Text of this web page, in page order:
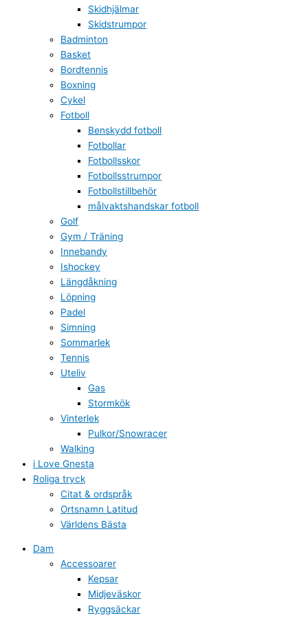
Skidhjälmar
Skidstrumpor
Badminton
Basket
Bordtennis
Boxning
Cykel
Fotboll
Benskydd fotboll
Fotbollar
Fotbollsskor
Fotbollsstrumpor
Fotbollstillbehör
målvaktshandskar fotboll
Golf
Gym / Träning
Innebandy
Ishockey
Längdåkning
Löpning
Padel
Simning
Sommarlek
Tennis
Uteliv
Gas
Stormkök
Vinterlek
Pulkor/Snowracer
Walking
i Love Gnesta
Roliga tryck
Citat & ordspråk
Ortsnamn Latitud
Världens Bästa
Dam
Accessoarer
Kepsar
Midjeväskor
Ryggsäckar